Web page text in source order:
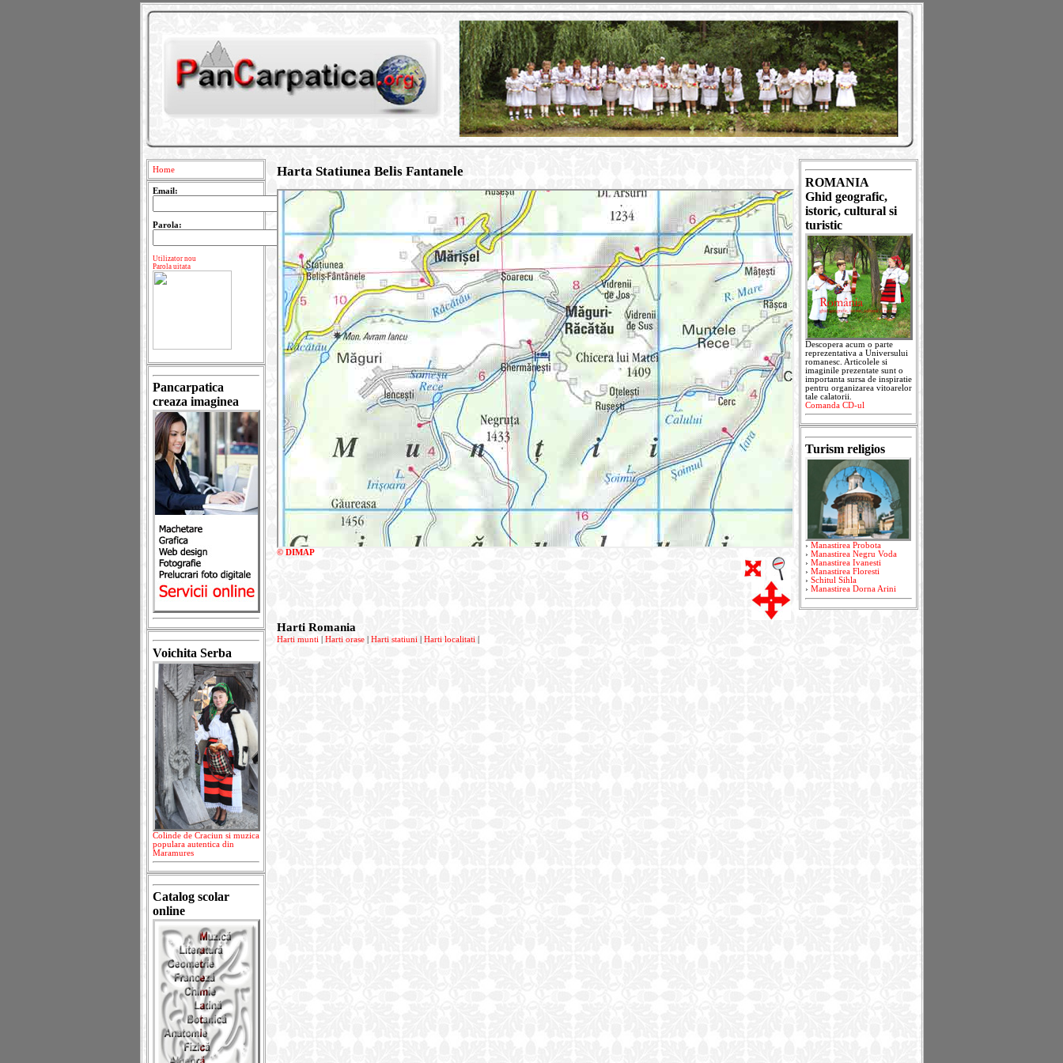
Home
Email:
Parola:
Utilizator nou
Parola uitata
Pancarpatica
creaza imaginea
Voichita Serba
Colinde de Craciun si muzica
populara autentica din
Maramures
Catalog scolar
online
Harta Statiunea Belis Fantanele
© DIMAP
Harti Romania
Harti munti Harti orase| Harti statiuni Harti localitati
ROMANIA
Ghid geografic,
istoric, cultural si
turistic
Descopera acum o parte
reprezentativa a Universului
romanesc. Articolele si
imaginile prezentate sunt o
importanta sursa de inspiratie
pentru organizarea vitoarelor
tale calatorii.
Comanda CD-ul
Turism religios
› Manastirea Probota
› Manastirea Negru Voda
› Manastirea Ivanesti
› Manastirea Floresti
› Schitul Sihla
› Manastirea Dorna Arini